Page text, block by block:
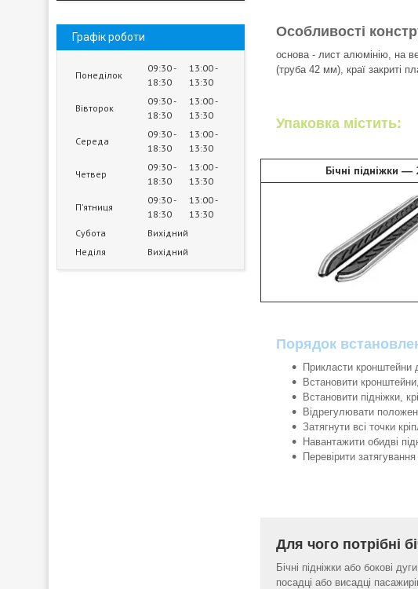
Графік роботи
Понеділок
09:30
18:30
13:00
13:30
Вівторок
09:30
18:30
13:00
13:30
Середа
09:30
18:30
13:00
13:30
Четвер
09:30
18:30
13:00
13:30
Пʼятниця
09:30
18:30
13:00
13:30
Субота
Вихідний
Неділя
Вихідний
Особливості
основа - лист алюмінію, на
(труба 42 мм), краї закриті
Упаковка містить:
Бічні підніжки ―
Порядок
Прикласти кронштейни
Встановити
Встановити підніжки,
Відрегулювати
Затягнути всі точки
Навантажити обидві
Перевірити
Для чого потрібні
Бічні підніжки або бокові
посадці або висадці